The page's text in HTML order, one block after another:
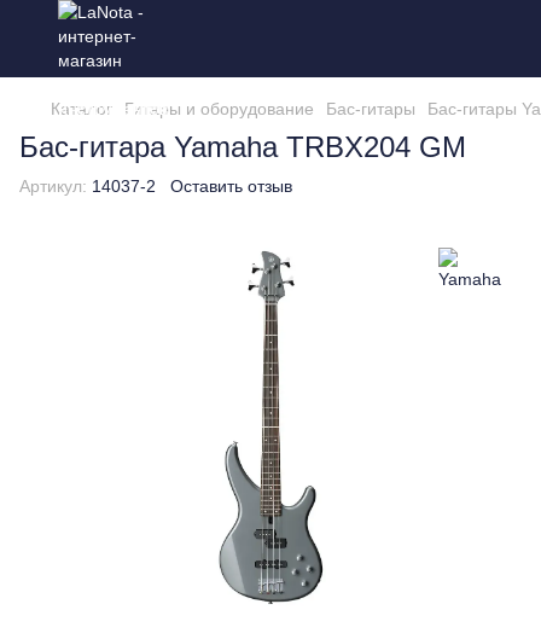
Каталог Гитары и оборудование Бас-гитары Бас-гитары
Бас-гитара Yamaha TRBX204 GM
Артикул: 14037-2 Оставить отзыв